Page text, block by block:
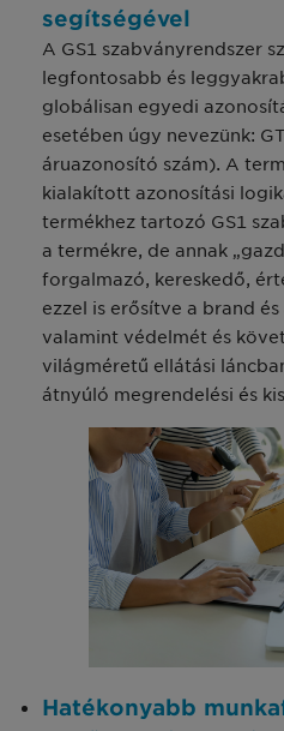
segítségével
A GS1 szabványrendszer
legfontosabb és
globálisan egyedi
esetében úgy nevezünk:
áruazonosító szám). A
kialakított azonosítási
termékhez tartozó GS1
a termékre, de annak
forgalmazó, kereskedő,
ezzel is erősítve a brand
valamint védelmét és
világméretű ellátási
átnyúló megrendelési és
Hatékonyabb